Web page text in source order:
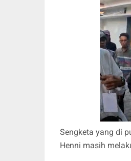
Sengketa yang di
Henni masih